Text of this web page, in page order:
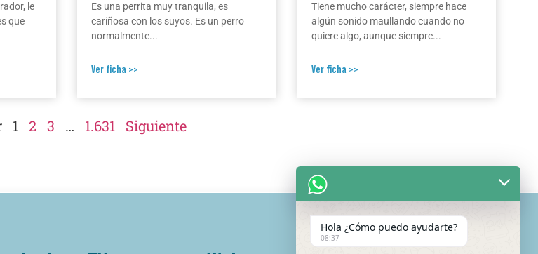
le
que
Es una perrita muy tranquila, es
cariñosa con los suyos. Es un perro
normalmente...
Ver ficha >>
Tiene mucho carácter, siempre hace
algún sonido maullando cuando no
quiere algo, aunque siempre...
Ver ficha >>
1 2 3 … 1.631 Siguiente
Hola ¿Cómo puedo ayudarte?
08:37